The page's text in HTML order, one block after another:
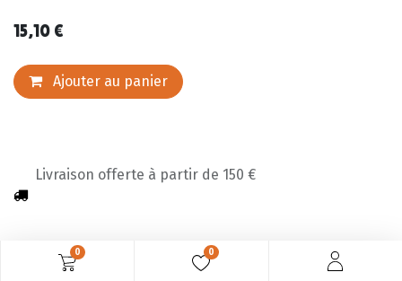
0 0
15,10 €
Ajouter au panier
Livraison offerte à partir de 150 €